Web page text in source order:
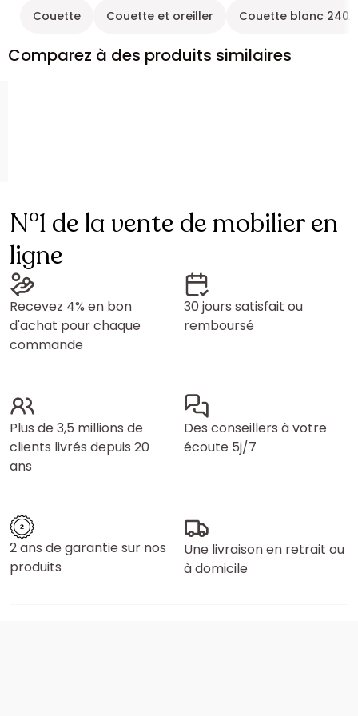
Couette Couette et oreiller Couette blanc
Comparez à des produits similaires
N°1 de la vente de mobilier en
ligne
Recevez 4% en bon
d'achat pour chaque
commande
30 jours satisfait ou
remboursé
Plus de 3,5 millions de
clients livrés depuis 20
ans
Des conseillers à votre
écoute 5j/7
2 ans de garantie sur nos
produits
Une livraison en retrait ou
à domicile